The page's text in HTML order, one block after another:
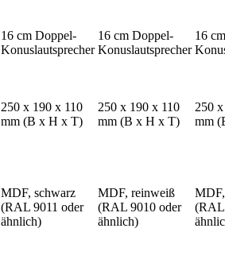
16 cm Doppel-
Konuslautsprecher
16 cm Doppel-
Konuslautsprecher
16
250 x 190 x 110
mm (B x H x T)
250 x 190 x 110
mm (B x H x T)
250
mm
MDF, schwarz
(RAL 9011 oder
ähnlich)
MDF, reinweiß
(RAL 9010 oder
ähnlich)
(RAL